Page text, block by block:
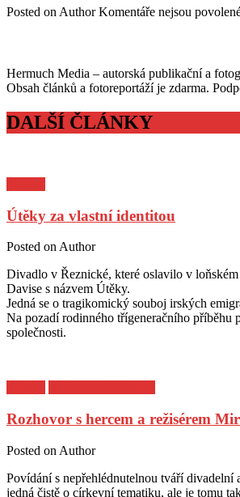
Posted on Author Komentáře nejsou
Hermuch Media – autorská publikační a
Obsah článků a fotoreportáží je zdarma.
DALŠÍ ČLÁNKY
Útěky za vlastní identitou
Posted onAuthor
Divadlo v Řeznické, které oslavilo v
Davise s názvem Útěky.
Jedná se o tragikomický souboj irských
Na pozadí rodinného třígeneračního příběhu
společnosti.
Rozhovor s hercem a režisérem
Posted on Author
Povídání s nepřehlédnutelnou tváří
jedná čistě o církevní tematiku, ale je tomu